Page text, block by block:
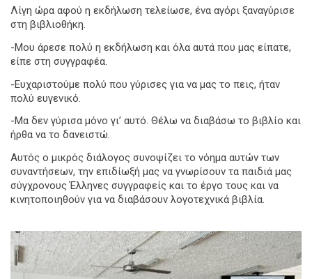
Λίγη ώρα αφού η εκδήλωση τελείωσε, ένα αγόρι ξαναγύρισε
στη βιβλιοθήκη.
-Μου άρεσε πολύ η εκδήλωση και όλα αυτά που μας είπατε,
είπε στη συγγραφέα.
-Ευχαριστούμε πολύ που γύρισες για να μας το πεις, ήταν
πολύ ευγενικό.
-Μα δεν γύρισα μόνο γι’ αυτό. Θέλω να διαβάσω το βιβλίο και
ήρθα να το δανειστώ.
Αυτός ο μικρός διάλογος συνοψίζει το νόημα αυτών των
συναντήσεων, την επιδίωξή μας να γνωρίσουν τα παιδιά μας
σύγχρονους Έλληνες συγγραφείς και το έργο τους και να
κινητοποιηθούν για να διαβάσουν λογοτεχνικά βιβλία.